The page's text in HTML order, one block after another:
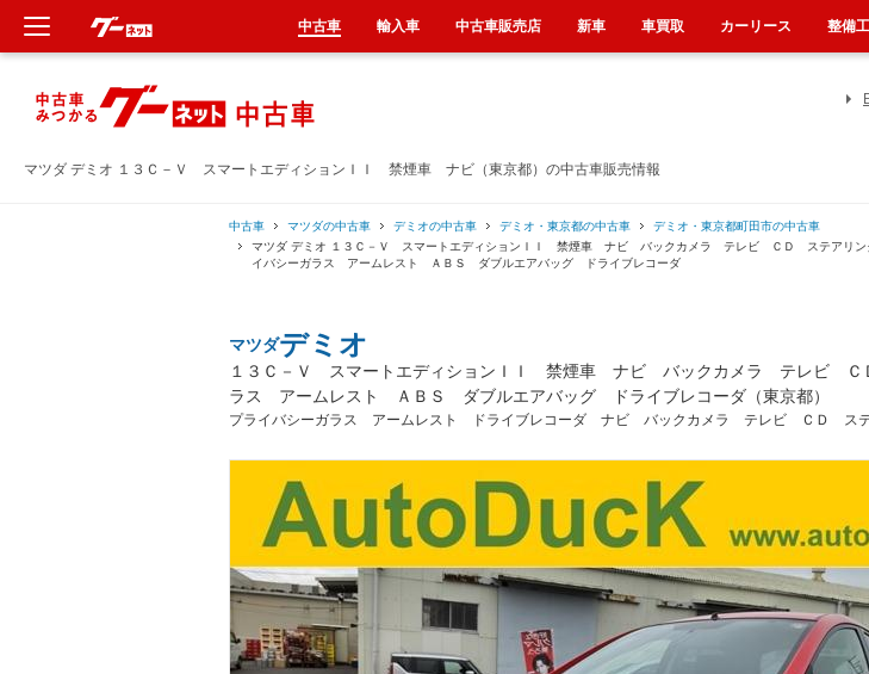
マツダ デミオ １３Ｃ－Ｖ スマートエディションＩＩ 禁煙車 ナビ（東京都）の中古車販売情報
中古車 マツダの中古車 デミオの中古車 デミオ・東京都の中古車
デミオ・東京都町田市の中古車
マツダ デミオ １３Ｃ－Ｖ スマートエディションＩＩ 禁煙車 ナビ バックカメラ テレビ ＣＤ ステアリ
イバシーガラス アームレスト ＡＢＳ ダブルエアバッグ ドライブレコーダ
マツダデミオ
１３Ｃ－Ｖ スマートエディションＩＩ 禁煙車 ナビ バックカメラ テレビ Ｃ
ラス アームレスト ＡＢＳ ダブルエアバッグ ドライブレコーダ（東京都）
プライバシーガラス アームレスト ドライブレコーダ ナビ バックカメラ テレビ ＣＤ ステ
中古車 輸入車 中古車販売店 新車 車買取 カーリース 整備
新車
中古車